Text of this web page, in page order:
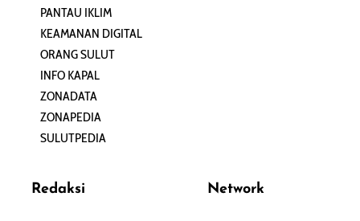
PANTAU IKLIM
KEAMANAN DIGITAL
ORANG SULUT
INFO KAPAL
ZONADATA
ZONAPEDIA
SULUTPEDIA
Redaksi Network